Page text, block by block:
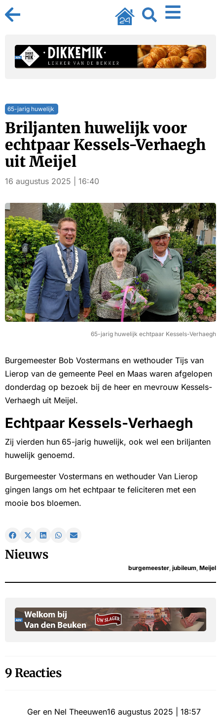
65-jarig huwelijk
Briljanten huwelijk voor
echtpaar Kessels-Verhaegh
uit Meijel
16 augustus 2025 | 16:40
65-jarig huwelijk echtpaar Kessels-Verhaegh
Burgemeester Bob Vostermans en wethouder Tijs van
Lierop van de gemeente Peel en Maas waren afgelopen
donderdag op bezoek bij de heer en mevrouw Kessels-
Verhaegh uit Meijel.
Echtpaar Kessels-Verhaegh
Zij vierden hun 65-jarig huwelijk, ook wel een briljanten
huwelijk genoemd.
Burgemeester Vostermans en wethouder Van Lierop
gingen langs om het echtpaar te feliciteren met een
mooie bos bloemen.
Nieuws
burgemeester jubileum Meijel
9 Reacties
Ger en Nel Theeuwen16 augustus 2025 | 18:57